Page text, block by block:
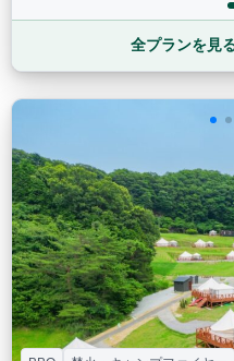
全プランを見